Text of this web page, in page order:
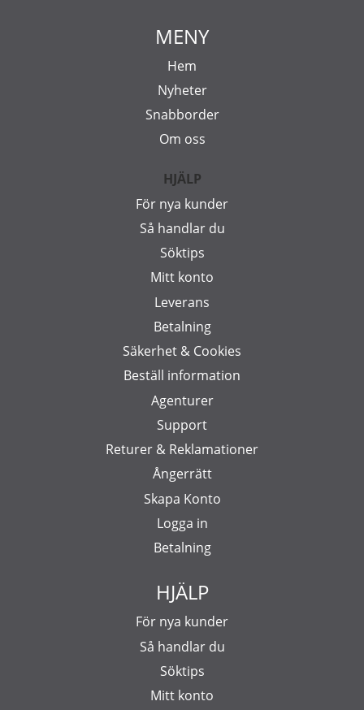
MENY
Hem
Nyheter
Snabborder
Om oss
HJÄLP
För nya kunder
Så handlar du
Söktips
Mitt konto
Leverans
Betalning
Säkerhet & Cookies
Beställ information
Agenturer
Support
Returer & Reklamationer
Ångerrätt
Skapa Konto
Logga in
Betalning
HJÄLP
För nya kunder
Så handlar du
Söktips
Mitt konto